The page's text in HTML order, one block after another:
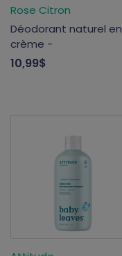
Rose Citron
Déodorant naturel en
crème -
10,99$